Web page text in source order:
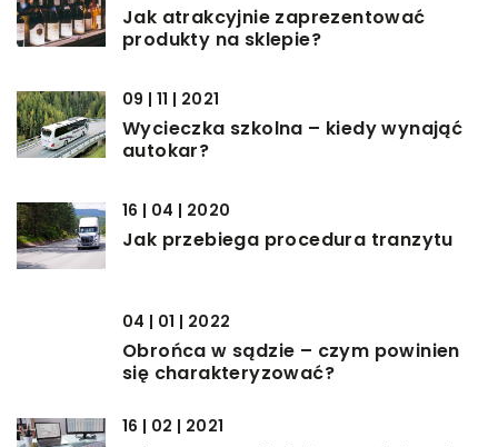
Jak atrakcyjnie zaprezentować
produkty na sklepie?
09 | 11 | 2021
Wycieczka szkolna – kiedy wynająć
autokar?
16 | 04 | 2020
Jak przebiega procedura tranzytu
04 | 01 | 2022
Obrońca w sądzie – czym powinien
się charakteryzować?
16 | 02 | 2021